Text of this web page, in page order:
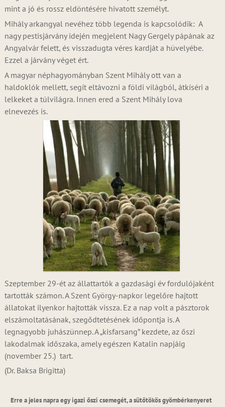
mint a jó és rossz eldöntésére hivatott személyt.
Mihály arkangyal nevéhez több legenda is kapcsolódik: A
nagy pestisjárvány idején megjelent Nagy Gergely pápának az
Angyalvár felett, és visszadugta véres kardját a hüvelyébe.
Ezzel a járvány véget ért.
A magyar néphagyományban Szent Mihály ott van a
haldoklók mellett, segít eltávozni a földi világból, átkíséri a
lelkeket a túlvilágra. Innen ered a Szent Mihály lova
elnevezés is.
Szeptember 29-ét az állattartók a gazdasági év fordulójaként
tartották számon. A Szent György-napkor legelőre hajtott
állatokat ilyenkor hajtották vissza. Ez a nap volt a pásztorok
elszámoltatásának, szegődtetésének időpontja is. A
legnagyobb juhászünnep. A „kisfarsang” kezdete, az őszi
lakodalmak időszaka, amely egészen Katalin napjáig
(november 25.) tart.
(Dr. Baksa Brigitta)
Erre a jeles napra egy igazi őszi csemegét, a sütőtökös gyömbérkenyeret